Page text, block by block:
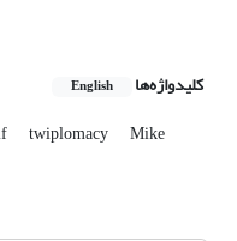
کلیدواژه‌ها English
twiplomacy Mike